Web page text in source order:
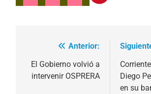
Navegación
de
Anterior:
El Gobierno volvió a
intervenir OSPRERA
Diego
en su